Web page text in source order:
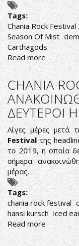
Tags:
Chania Rock Festival
Season Of Mist
Carthagods
Read more about
CHANIA
ROCK
FESTIVAL
PRESS
CHANIA
ΔΕΥΤΕΡΟΙ
Λίγες μέρες μετά
Festival της
το 2019, η οποία
σήμερα
μέρας.
Tags:
chania rock festival
hansi kursch iced
Read moreabout
CHANIA